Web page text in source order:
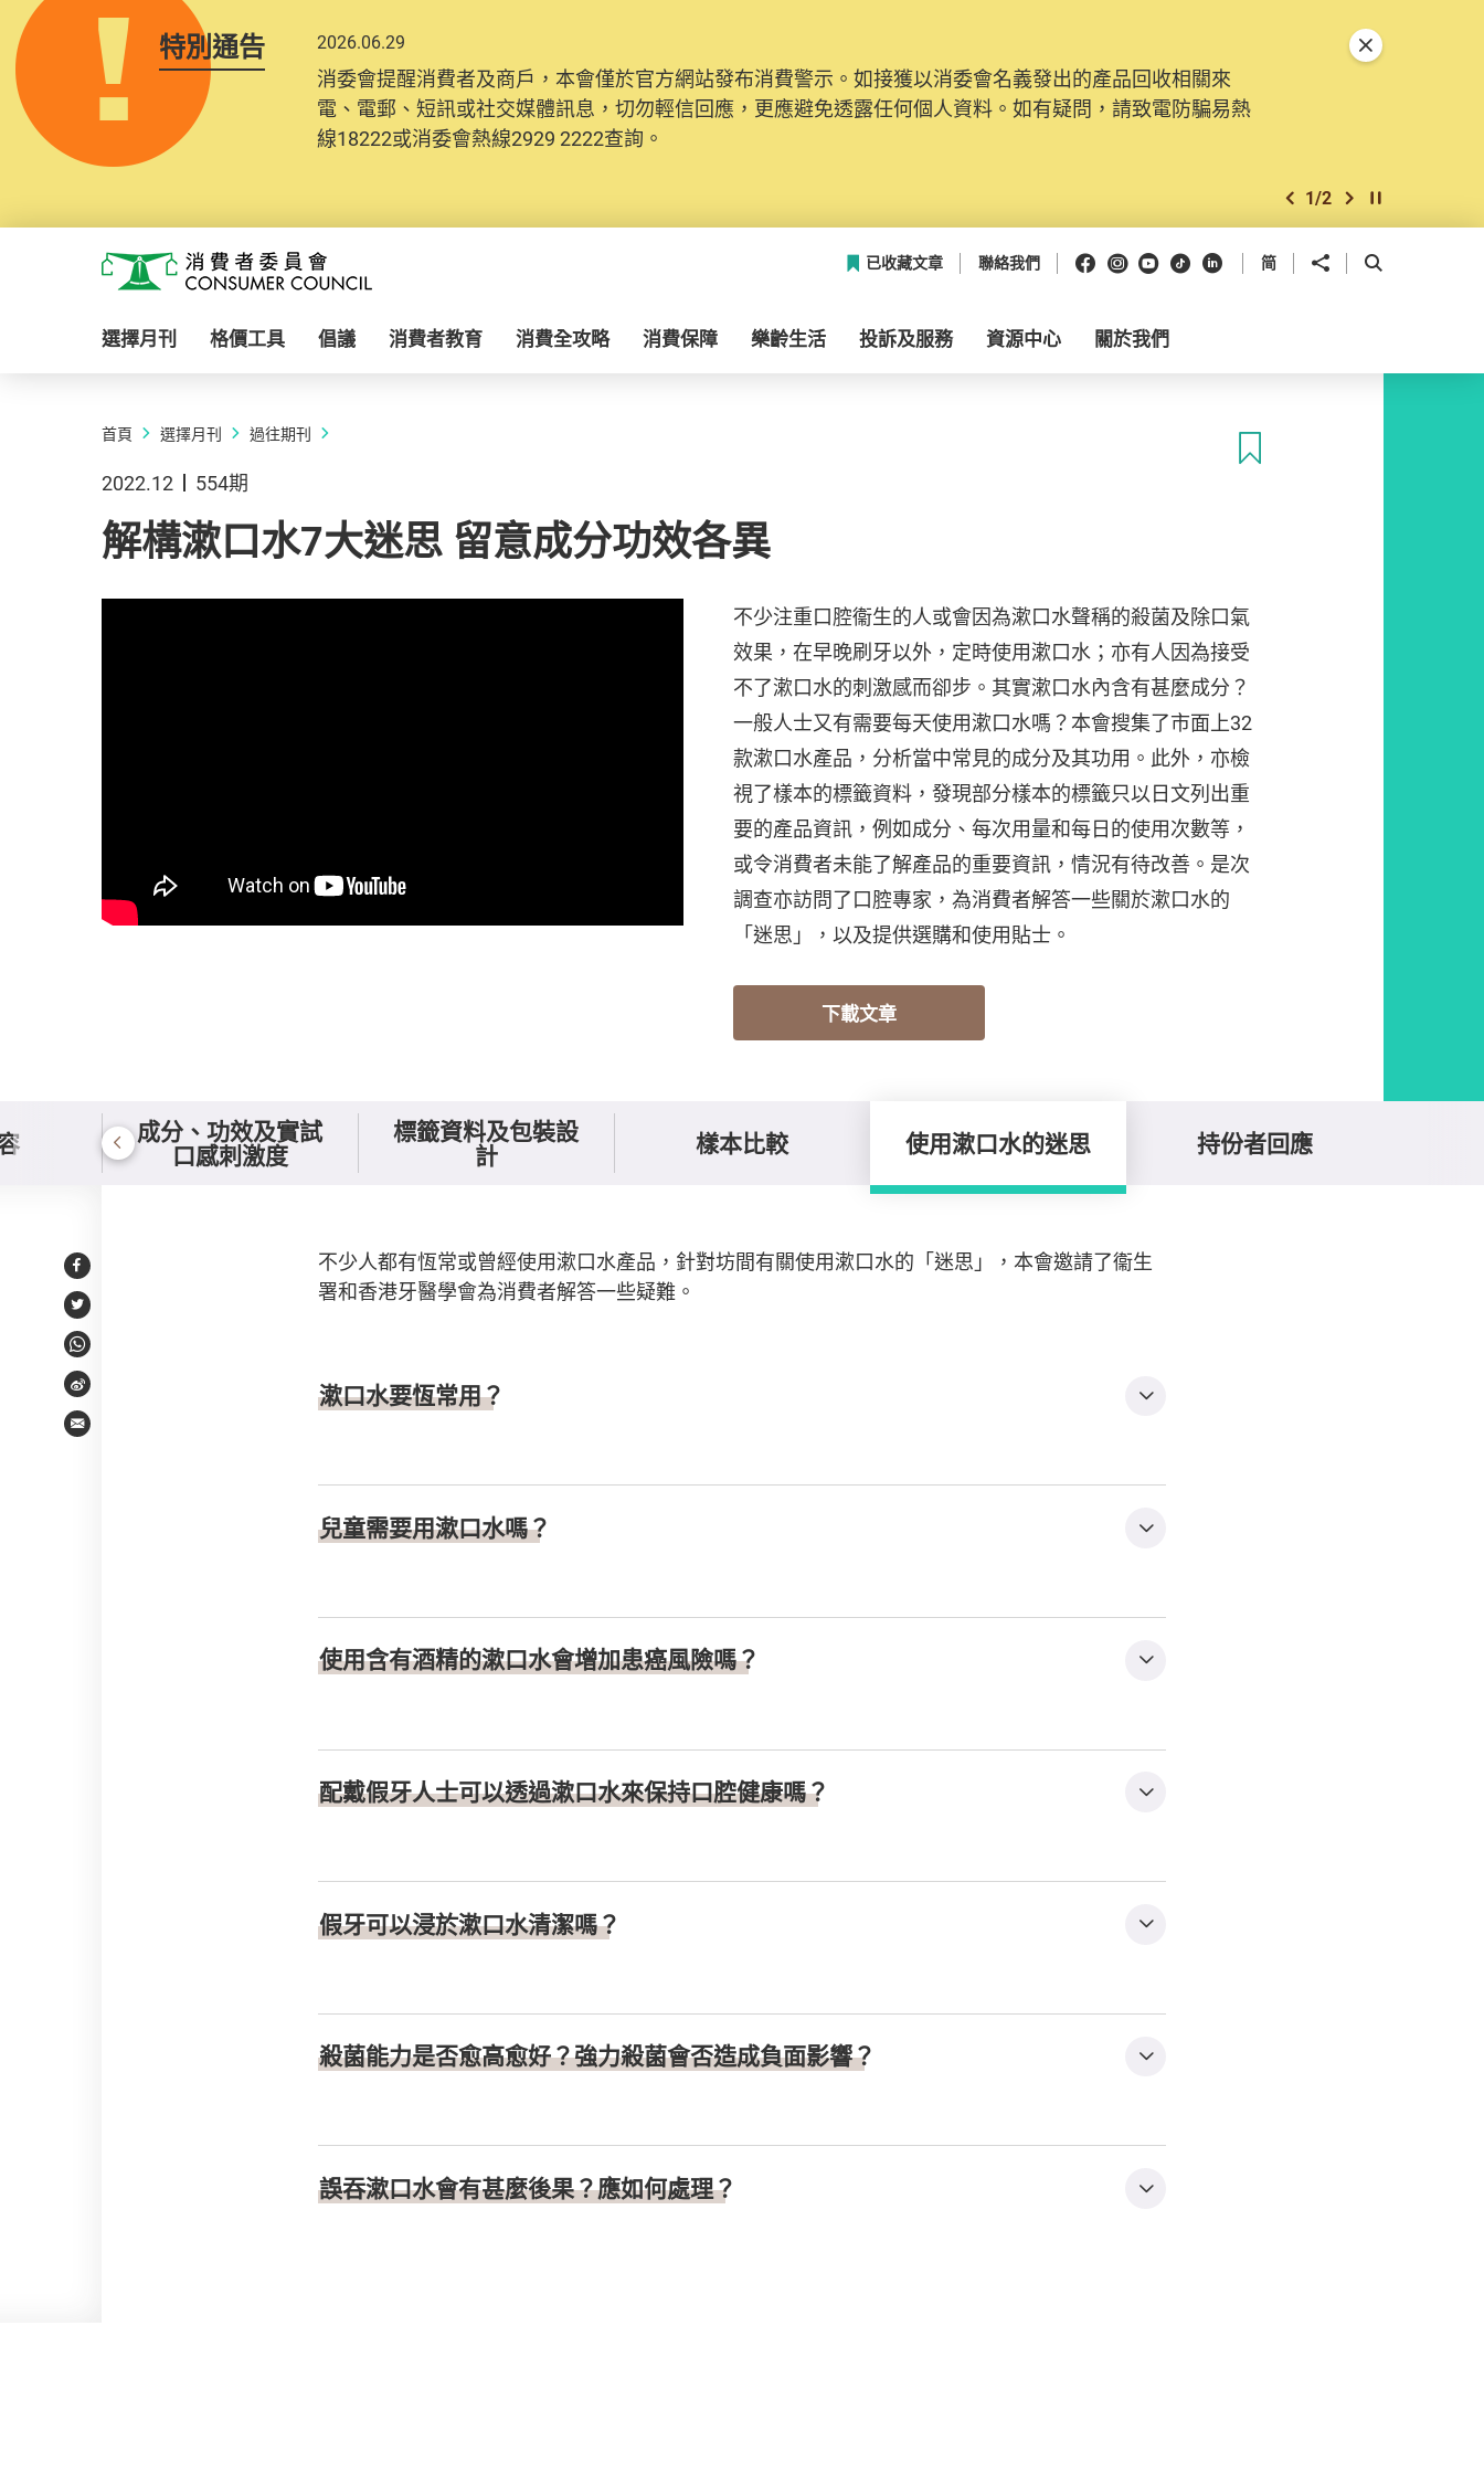
特別通告 2026.06.29
消委會提醒消費者及商戶，本會僅於官方網站發布消費警示。如接獲以消委會名義發出的產品回收相關來
電、電郵、短訊或社交媒體訊息，切勿輕信回應，更應避免透露任何個人資料。如有疑問，請致電防騙易熱
線18222或消委會熱線2929 2222查詢。
上一個
1/2 下一個開始/暫停幻燈
關閉特別通告
消費者委員會
已收藏文章 聯絡我們 Facebook
Instagram
Youtube
抖音領英 简 分享到 開啟搜尋框
選擇月刊 格價工具 倡議 消費者教育 消費全攻略 消費保障 樂齡生活 投訴及服務 資源中心 關於我們
首頁 選擇月刊 過往期刊
2022.12 554期
解構漱口水7大迷思 留意成分功效各異
不少注重口腔衞生的人或會因為漱口水聲稱的殺菌及除口氣
效果，在早晚刷牙以外，定時使用漱口水；亦有人因為接受
不了漱口水的刺激感而卻步。其實漱口水內含有甚麼成分？
一般人士又有需要每天使用漱口水嗎？本會搜集了市面上32
款漱口水產品，分析當中常見的成分及其功用。此外，亦檢
視了樣本的標籤資料，發現部分樣本的標籤只以日文列出重
要的產品資訊，例如成分、每次用量和每日的使用次數等，
或令消費者未能了解產品的重要資訊，情況有待改善。是次
調查亦訪問了口腔專家，為消費者解答一些關於漱口水的
「迷思」，以及提供選購和使用貼士。
下載文章
成分、功效及實試
口感刺激度
標籤資料及包裝設
計 樣本比較 使用漱口水的迷思 持份者回應
Facebook
Twitter
WhatsApp
Weibo
Email
不少人都有恆常或曾經使用漱口水產品，針對坊間有關使用漱口水的「迷思」，本會邀請了衞生
署和香港牙醫學會為消費者解答一些疑難。
漱口水要恆常用？
兒童需要用漱口水嗎？
使用含有酒精的漱口水會增加患癌風險嗎？
配戴假牙人士可以透過漱口水來保持口腔健康嗎？
假牙可以浸於漱口水清潔嗎？
殺菌能力是否愈高愈好？強力殺菌會否造成負面影響？
誤吞漱口水會有甚麼後果？應如何處理？